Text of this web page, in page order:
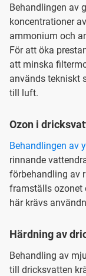
Behandlingen av
koncentrationer
ammonium och
För att öka
att minska
används tekniskt
till luft.
Ozon i
Behandlingen av
rinnande
förbehandling av
framställs ozonet
här krävs
Härdning av
Behandling av
till dricksvatten